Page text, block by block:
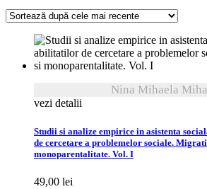
Nina Mihaela
vezi detalii
Studii si analize empirice in asistenta
de cercetare a problemelor sociale.
monoparentalitate. Vol. I
49,00 lei